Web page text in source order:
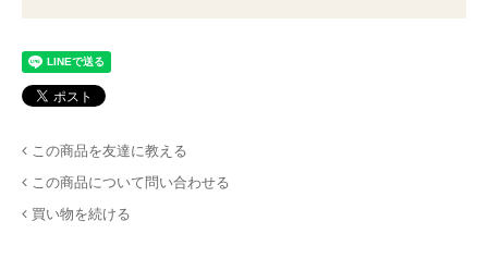
この商品を友達に教える
この商品について問い合わせる
買い物を続ける